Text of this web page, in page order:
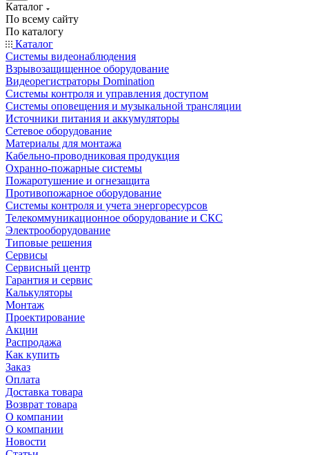
Каталог
По всему сайту
По каталогу
Каталог
Системы видеонаблюдения
Взрывозащищенное оборудование
Видеорегистраторы Domination
Системы контроля и управления доступом
Системы оповещения и музыкальной трансляции
Источники питания и аккумуляторы
Сетевое оборудование
Материалы для монтажа
Кабельно-проводниковая продукция
Охранно-пожарные системы
Пожаротушение и огнезащита
Противопожарное оборудование
Системы контроля и учета энергоресурсов
Телекоммуникационное оборудование и СКС
Электрооборудование
Типовые решения
Сервисы
Сервисный центр
Гарантия и сервис
Калькуляторы
Монтаж
Проектирование
Акции
Распродажа
Как купить
Заказ
Оплата
Доставка товара
Возврат товара
О компании
О компании
Новости